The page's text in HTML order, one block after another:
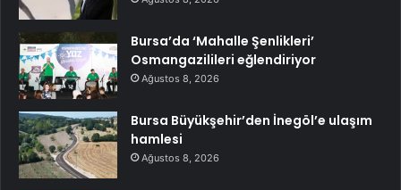
Bursa’da ‘Mahalle Şenlikleri’
Osmangazilileri eğlendiriyor
Ağustos 8, 2026
Bursa Büyükşehir’den İnegöl’e ulaşım
hamlesi
Ağustos 8, 2026